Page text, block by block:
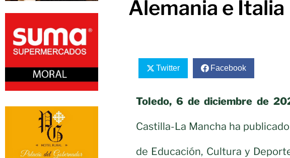
Alemania e Italia
Twitter Facebook
Toledo, 6 de diciembre de
Castilla-La Mancha ha
de Educación, Cultura y